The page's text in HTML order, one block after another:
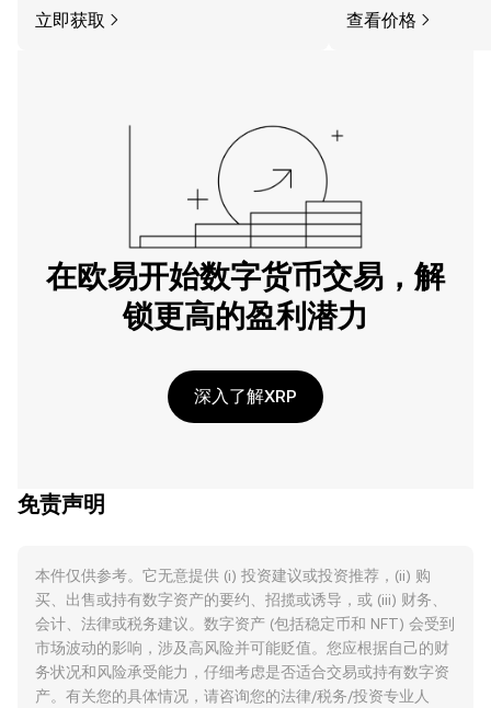
立即获取 查看价格
在欧易开始数字货币交易，解
锁更高的盈利潜力
深入了解XRP
免责声明
本件仅供参考。它无意提供 (i) 投资建议或投资推荐，(ii) 购
买、出售或持有数字资产的要约、招揽或诱导，或 (iii) 财务、
会计、法律或税务建议。数字资产 (包括稳定币和 NFT) 会受到
市场波动的影响，涉及高风险并可能贬值。您应根据自己的财
务状况和风险承受能力，仔细考虑是否适合交易或持有数字资
产。有关您的具体情况，请咨询您的法律/税务/投资专业人